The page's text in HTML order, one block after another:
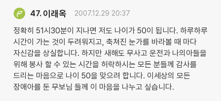
47. 이래옥 2007.12.29 20:37
정확히 51시30분이 지나면 저도 나이가 50이 됩니다. 하루하루
시간이 가는 것이 두려워지고, 축쳐진 눈가를 바라볼 때 마다
자신감을 상실합니다. 하지만 새해도 무사고 운전과 나의아들을
위해 봉사 할 수 있는 시간을 허락하시는 모든 분들께 감사를
드리는 마음으로 나이 50을 맞으려 합니다. 이세상의 모든
장애아를 둔 무보님 들께 이 마음을 나누고 싶습니다.